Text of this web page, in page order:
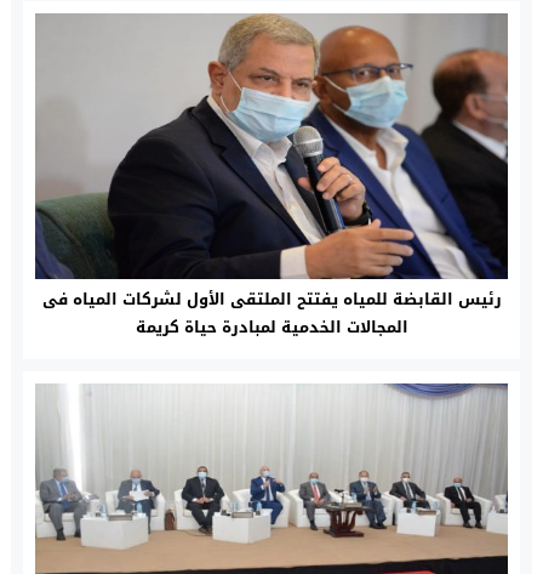
رئيس القابضة للمياه يفتتح الملتقى الأول لشركات المياه فى
المجالات الخدمية لمبادرة حياة كريمة